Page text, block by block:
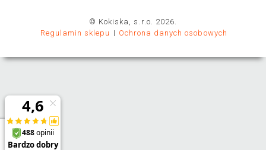
© Kokiska, s.r.o. 2026.
Regulamin sklepu
Ochrona danych osobowych